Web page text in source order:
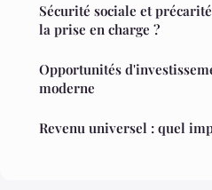
Sécurité sociale et
la prise en charge ?
Opportunités
moderne
Revenu universel : quel